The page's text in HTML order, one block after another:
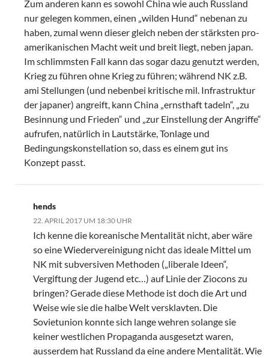
Zum anderen kann es sowohl China wie auch Russland
nur gelegen kommen, einen „wilden Hund“ nebenan zu
haben, zumal wenn dieser gleich neben der stärksten pro-
amerikanischen Macht weit und breit liegt, neben japan.
Im schlimmsten Fall kann das sogar dazu genutzt werden,
Krieg zu führen ohne Krieg zu führen; während NK z.B.
ami Stellungen (und nebenbei kritische mil. Infrastruktur
der japaner) angreift, kann China „ernsthaft tadeln“, „zu
Besinnung und Frieden“ und „zur Einstellung der Angriffe“
aufrufen, natürlich in Lautstärke, Tonlage und
Bedingungskonstellation so, dass es einem gut ins
Konzept passt.
hends
22. APRIL 2017 UM 18:30 UHR
Ich kenne die koreanische Mentalität nicht, aber wäre
so eine Wiedervereinigung nicht das ideale Mittel um
NK mit subversiven Methoden („liberale Ideen“,
Vergiftung der Jugend etc…) auf Linie der Ziocons zu
bringen? Gerade diese Methode ist doch die Art und
Weise wie sie die halbe Welt versklavten. Die
Sovietunion konnte sich lange wehren solange sie
keiner westlichen Propaganda ausgesetzt waren,
ausserdem hat Russland da eine andere Mentalität. Wie